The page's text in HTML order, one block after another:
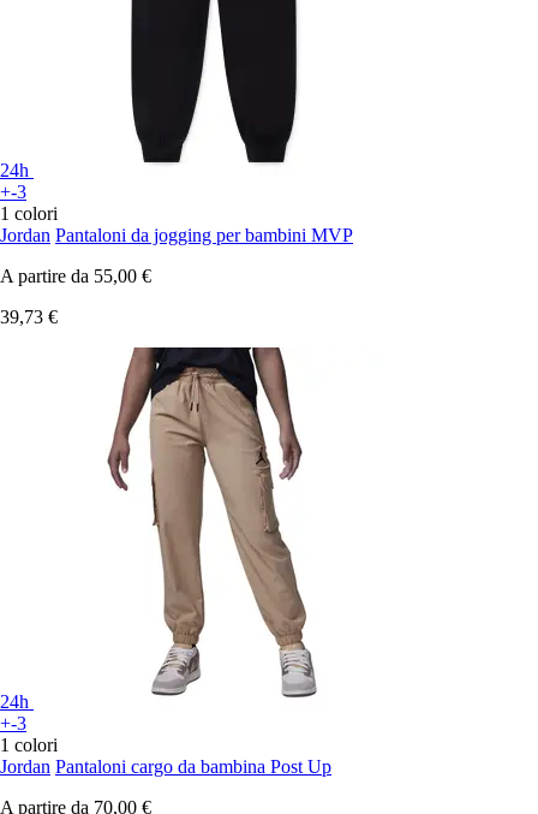
24h
+-3
1 colori
Jordan Pantaloni da jogging per bambini MVP
A partire da 55,00 €
39,73 €
24h
+-3
1 colori
Jordan Pantaloni cargo da bambina Post Up
A partire da 70,00 €